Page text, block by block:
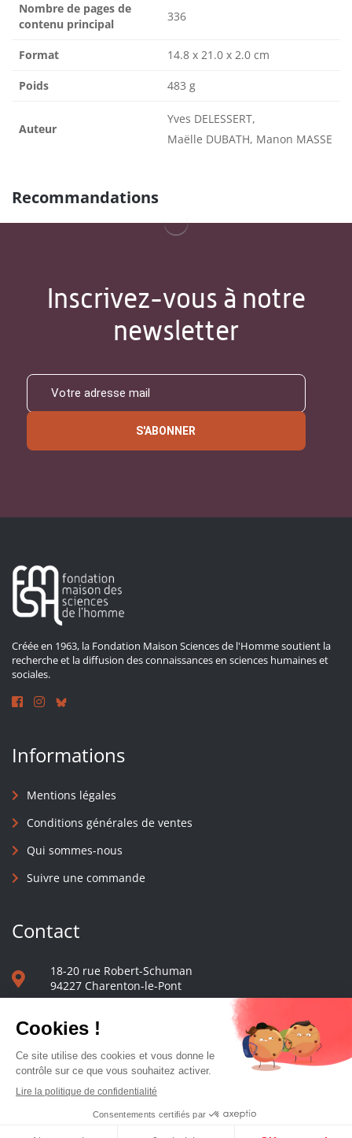
Nombre de pages de
contenu principal
336
Format 14.8 x 21.0 x 2.0 cm
Poids 483 g
Auteur
Yves DELESSERT,
Maëlle DUBATH, Manon MASSE
Recommandations
Inscrivez-vous à notre
newsletter
S'ABONNER
Créée en 1963, la Fondation Maison Sciences de l'Homme soutient la
recherche et la diffusion des connaissances en sciences humaines et
sociales.
Informations
Mentions légales
Conditions générales de ventes
Qui sommes-nous
Suivre une commande
Contact
18-20 rue Robert-Schuman
94227 Charenton-le-Pont